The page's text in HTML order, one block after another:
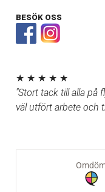
BESÖK OSS
★ ★ ★ ★ ★
"Stort tack till alla på
väl utfört arbete och